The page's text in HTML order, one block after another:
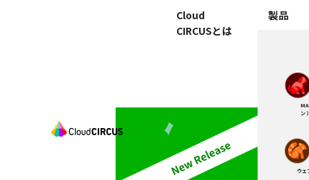
Cloud
CIRCUSとは
製品
ン）
ウェ